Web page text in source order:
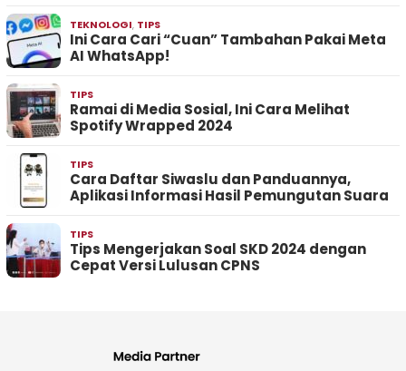
TEKNOLOGI, TIPS
Ini Cara Cari “Cuan” Tambahan Pakai Meta
AI WhatsApp!
TIPS
Ramai di Media Sosial, Ini Cara Melihat
Spotify Wrapped 2024
TIPS
Cara Daftar Siwaslu dan Panduannya,
Aplikasi Informasi Hasil Pemungutan Suara
TIPS
Tips Mengerjakan Soal SKD 2024 dengan
Cepat Versi Lulusan CPNS